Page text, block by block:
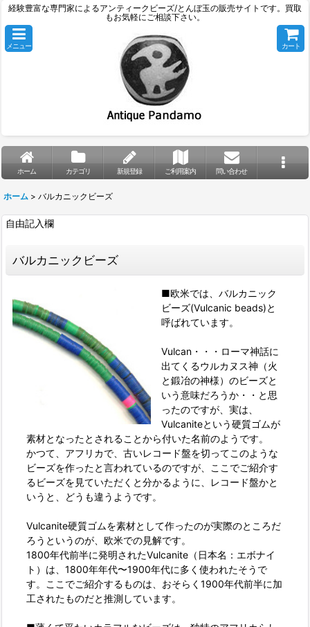
経験豊富な専門家によるアンティークビーズ/とんぼ玉の販売サイトです。買取
もお気軽にご相談下さい。
メニュー カート
ホーム カテゴリ 新規登録 ご利用案内 問い合わせ
ホーム > バルカニックビーズ
自由記入欄
バルカニックビーズ
■欧米では、バルカニック
ビーズ(Vulcanic beads)と
呼ばれています。
Vulcan・・・ローマ神話に
出てくるウルカヌス神（火
と鍛冶の神様）のビーズと
いう意味だろうか・・と思
ったのですが、実は、
Vulcaniteという硬質ゴムが
素材となったとされることから付いた名前のようです。
かつて、アフリカで、古いレコード盤を切ってこのような
ビーズを作ったと言われているのですが、ここでご紹介す
るビーズを見ていただくと分かるように、レコード盤かと
いうと、どうも違うようです。
Vulcanite硬質ゴムを素材として作ったのが実際のところだ
ろうというのが、欧米での見解です。
1800年代前半に発明されたVulcanite（日本名：エボナイ
ト）は、1800年年代〜1900年代に多く使われたそうで
す。ここでご紹介するものは、おそらく1900年代前半に加
工されたものだと推測しています。